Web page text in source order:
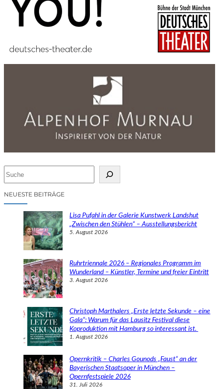
cNEUESTE BEITRÄGE
Lisa Pufahl in der Galerie Kunstwerk Landshut
„Zwischen den Stühlen“ – Ausstellungsbericht
5. August 2026
Ruhrtriennale 2026 – Regionales Programm im
Wunderland – Künstler, Termine und freier Eintritt
3. August 2026
Christoph Marthalers „Erste letzte Sekunde – eine
Gala“: Warum für das Lausitz Festival diese
Koproduktion mit Hamburg so interessant ist.
1. August 2026
Opernkritik – Charles Gounods „Faust“ an der
Bayerischen Staatsoper in München –
Opernfestspiele 2026
31. Juli 2026